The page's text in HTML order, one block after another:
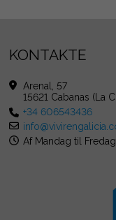
KONTAKTE
Arenal, 57
15621 Cabanas (La
+34 606543436
Af Mandag til